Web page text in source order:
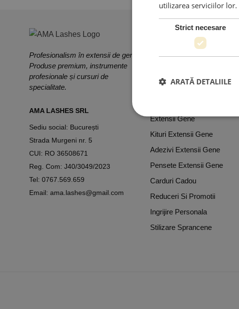
Profesionalism în extensii de gene.
Produse premium, instrumente
profesionale și cursuri de
specialitate.
AMA LASHES SRL
Sediu social: București
Strada Murgeni nr. 5
CUI: RO 36508671
Reg. Com: J40/3049/2023
Tel: 0767.569.659
Email: ama.lashes@gmail.com
PRODUSE & SERVICII
Extensii Gene
Kituri Extensii Gene
Adezivi Extensii Gene
Pensete Extensii Gene
Carduri Cadou
Reduceri Si Promotii
Ingrijire Personala
Stilizare Sprancene
utilizarea serviciilor lor.
Strict necesare
ARATĂ DETALIILE